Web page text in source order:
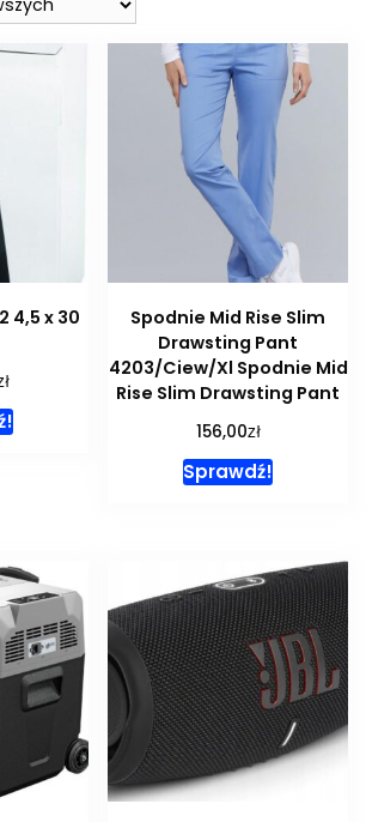
4,5 x 30
Spodnie Mid Rise Slim
Drawsting Pant
4203/Ciew/Xl Spodnie Mid
Rise Slim Drawsting Pant
156,00zł
Sprawdź!